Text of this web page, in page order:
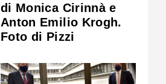
di Monica Cirinnà e
Anton Emilio Krogh.
Foto di Pizzi